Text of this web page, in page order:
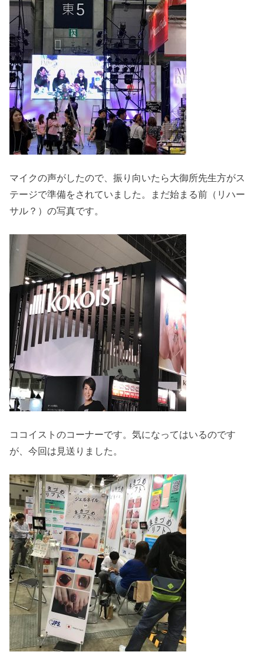
マイクの声がしたので、振り向いたら大御所先生方がス
テージで準備をされていました。まだ始まる前（リハー
サル？）の写真です。
ココイストのコーナーです。気になってはいるのです
が、今回は見送りました。